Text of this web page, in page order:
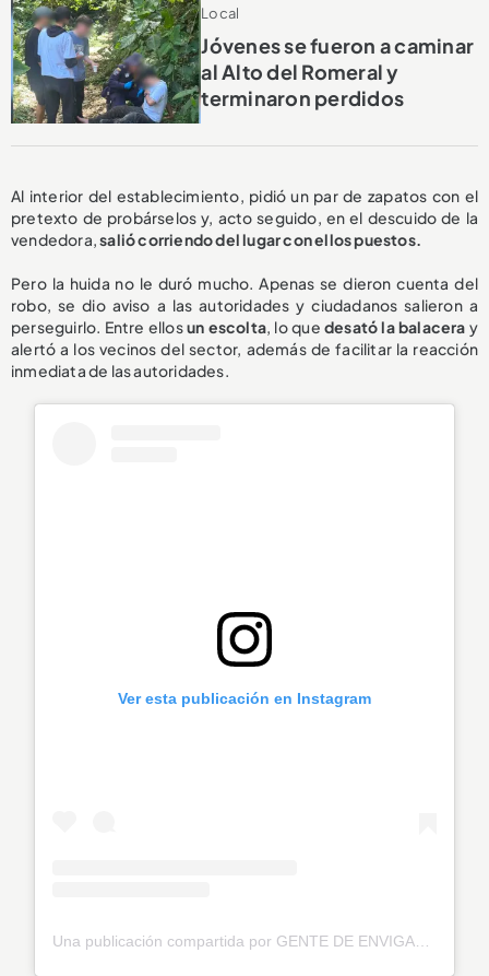
Local
Jóvenes se fueron a caminar
al Alto del Romeral y
terminaron perdidos
Al interior del establecimiento, pidió un par de zapatos con el
pretexto de probárselos y, acto seguido, en el descuido de la
vendedora,salió corriendo del lugar con ellos puestos.
Pero la huida no le duró mucho. Apenas se dieron cuenta del
robo, se dio aviso a las autoridades y ciudadanos salieron a
perseguirlo. Entre ellosun escolta, lo que desató la balacera y
alertó a los vecinos del sector, además de facilitar la reacción
inmediata de las autoridades.
Ver esta publicación en Instagram